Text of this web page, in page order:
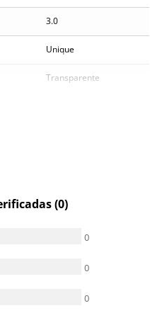
3.0
Unique
Transparente
(0)
0
0
0